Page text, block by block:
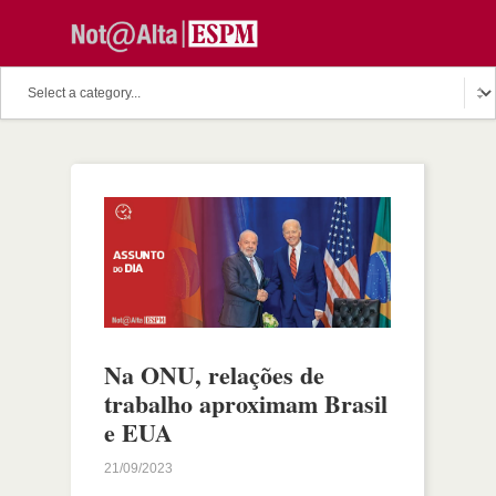
Na ONU, relações de
trabalho aproximam Brasil
e EUA
21/09/2023